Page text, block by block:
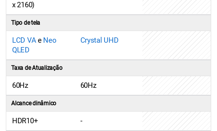
x 2160)
Tipo de tela
LCD VAe Neo
QLED
Crystal UHD
Taxa de Atualização
60Hz 60Hz
Alcance dinâmico
HDR10+ -